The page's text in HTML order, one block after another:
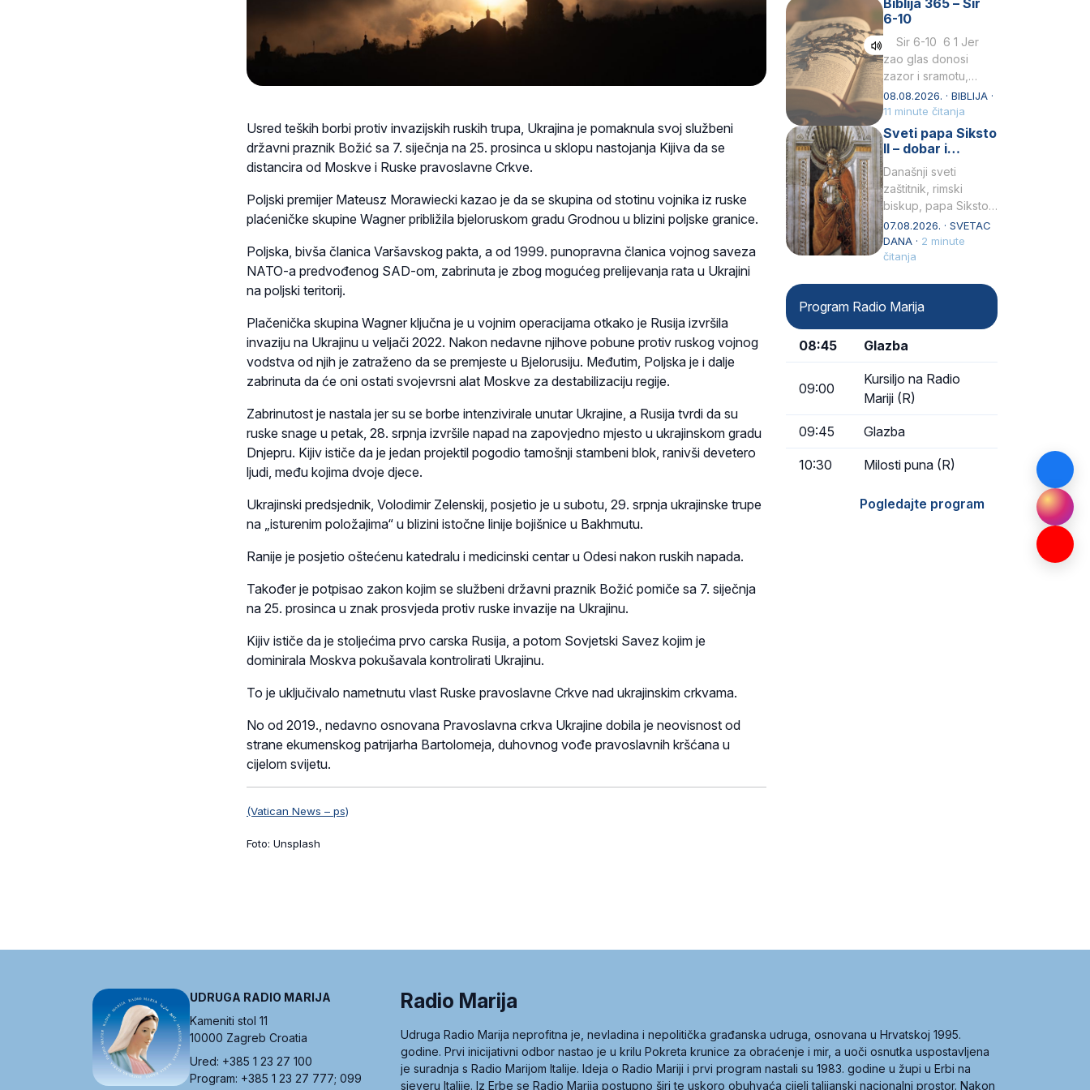
Usred teških borbi protiv invazijskih ruskih trupa, Ukrajina je pomaknula svoj službeni
državni praznik Božić sa 7. siječnja na 25. prosinca u sklopu nastojanja Kijiva da se
distancira od Moskve i Ruske pravoslavne Crkve.
Poljski premijer Mateusz Morawiecki kazao je da se skupina od stotinu vojnika iz ruske
plaćeničke skupine Wagner približila bjeloruskom gradu Grodnou u blizini poljske granice.
Poljska, bivša članica Varšavskog pakta, a od 1999. punopravna članica vojnog saveza
NATO-a predvođenog SAD-om, zabrinuta je zbog mogućeg prelijevanja rata u Ukrajini
na poljski teritorij.
Plačenička skupina Wagner ključna je u vojnim operacijama otkako je Rusija izvršila
invaziju na Ukrajinu u veljači 2022. Nakon nedavne njihove pobune protiv ruskog vojnog
vodstva od njih je zatraženo da se premjeste u Bjelorusiju. Međutim, Poljska je i dalje
zabrinuta da će oni ostati svojevrsni alat Moskve za destabilizaciju regije.
Zabrinutost je nastala jer su se borbe intenzivirale unutar Ukrajine, a Rusija tvrdi da su
ruske snage u petak, 28. srpnja izvršile napad na zapovjedno mjesto u ukrajinskom gradu
Dnjepru. Kijiv ističe da je jedan projektil pogodio tamošnji stambeni blok, ranivši devetero
ljudi, među kojima dvoje djece.
Ukrajinski predsjednik, Volodimir Zelenskij, posjetio je u subotu, 29. srpnja ukrajinske trupe
na „isturenim položajima“ u blizini istočne linije bojišnice u Bakhmutu.
Ranije je posjetio oštećenu katedralu i medicinski centar u Odesi nakon ruskih napada.
Također je potpisao zakon kojim se službeni državni praznik Božić pomiče sa 7. siječnja
na 25. prosinca u znak prosvjeda protiv ruske invazije na Ukrajinu.
Kijiv ističe da je stoljećima prvo carska Rusija, a potom Sovjetski Savez kojim je
dominirala Moskva pokušavala kontrolirati Ukrajinu.
To je uključivalo nametnutu vlast Ruske pravoslavne Crkve nad ukrajinskim crkvama.
No od 2019., nedavno osnovana Pravoslavna crkva Ukrajine dobila je neovisnost od
strane ekumenskog patrijarha Bartolomeja, duhovnog vođe pravoslavnih kršćana u
cijelom svijetu.
(Vatican News – ps)
Foto: Unsplash
Praedicatorum – OP).
Svojim životom,
dubokom ljubavlju
prema Kristu…
Biblija 365 – Sir
6-10
Sir 6-10 6 1 Jer
zao glas donosi
zazor i sramotu,
kako to biva
grešniku
licemjernom.2 Ne
predaj se u…
08.08.2026. · BIBLIJA ·
11 minute čitanja
Sveti papa Siksto
II – dobar i
miroljubiv pastir
Današnji sveti
zaštitnik, rimski
biskup, papa Siksto
(Sixtus) II, prema
knjizi Liber
Pontificalis bio je
Obnovio je odnose s
afričkim…
07.08.2026. · SVETAC
DANA · 2 minute
čitanja
Program Radio Marija
08:45 Glazba
09:00
Kursiljo na Radio
Mariji (R)
09:45 Glazba
10:30 Milosti puna (R)
Pogledajte program
UDRUGA RADIO MARIJA
Kameniti stol 11
10000 Zagreb Croatia
Ured: +385 1 23 27 100
Program: +385 1 23 27 777; 099
Radio Marija
Udruga Radio Marija neprofitna je, nevladina i nepolitička građanska udruga, osnovana u Hrvatskoj 1995.
godine. Prvi inicijativni odbor nastao je u krilu Pokreta krunice za obraćenje i mir, a uoči osnutka uspostavljena
je suradnja s Radio Marijom Italije. Ideja o Radio Mariji i prvi program nastali su 1983. godine u župi u Erbi na
sjeveru Italije. Iz Erbe se Radio Marija postupno širi te uskoro obuhvaća cijeli talijanski nacionalni prostor. Nakon